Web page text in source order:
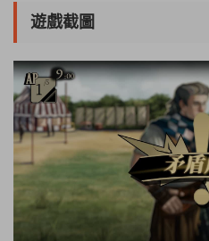
遊戲截圖